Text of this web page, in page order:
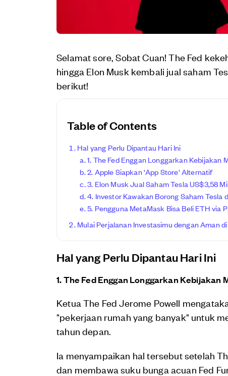
Selamat sore, Sobat Cuan! The Fed
hingga Elon Musk kembali jual saham
berikut!
Table of Contents
Hal yang Perlu Dipantau Hari Ini
1. The Fed Enggan Longgarkan Kebijakan
2. Apple Siapkan 'App Store' Alternatif
3. Elon Musk Jual Saham Tesla US$3,58
4. Investor Kawakan Borong Saham Tesla
5. Pengguna MetaMask Bisa Beli ETH via
Mulai Perjalanan Investasimu dengan Aman
Hal yang Perlu Dipantau Hari Ini
1. The Fed Enggan Longgarkan Kebijakan
Ketua The Fed Jerome Powell
"pekerjaan rumah yang banyak" untuk
tahun depan.
Ia menyampaikan hal tersebut setelah
dan membawa suku bunga acuan Fed